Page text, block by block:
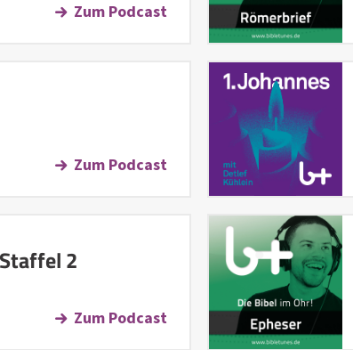
Zum Podcast
Zum Podcast
2
Zum Podcast